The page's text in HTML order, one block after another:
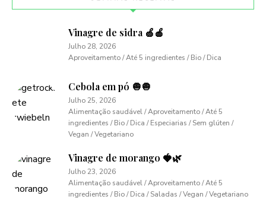
Vinagre de sidra 🍏🍎
Julho 28, 2026
Aproveitamento / Até 5 ingredientes / Bio / Dica
Cebola em pó 🧅🧅
Julho 25, 2026
Alimentação saudável / Aproveitamento / Até 5
ingredientes / Bio / Dica / Especiarias / Sem glúten /
Vegan / Vegetariano
Vinagre de morango 🍓🌿
Julho 23, 2026
Alimentação saudável / Aproveitamento / Até 5
ingredientes / Bio / Dica / Saladas / Vegan / Vegetariano